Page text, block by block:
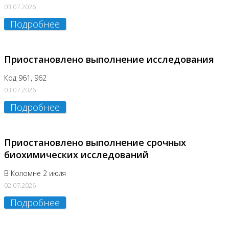
03.07.2026
Подробнее
Приостановлено выполнение исследования
Код 961, 962
03.07.2026
Подробнее
Приостановлено выполнение срочных
биохимических исследований
В Коломне 2 июля
02.07.2026
Подробнее